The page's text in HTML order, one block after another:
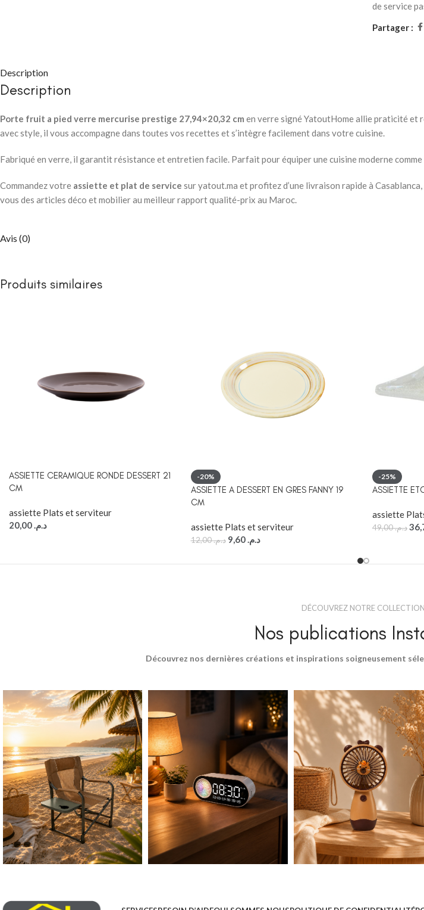
Commodes et
de service
Partager :
Description
Description
Porte fruit a pied verre mercurise prestige 27,94×20,32 cm en verre signé YatoutHome allie praticité et
avec style, il vous accompagne dans toutes vos recettes et s’intègre facilement dans votre cuisine.
Fabriqué en verre, il garantit résistance et entretien facile. Parfait pour équiper une cuisine moderne
Commandez votre assiette et plat de service sur yatout.ma et profitez d’une livraison rapide à
vous des articles déco et mobilier au meilleur rapport qualité-prix au Maroc.
Avis (0)
Produits similaires
ASSIETTE CERAMIQUE RONDE DESSERT 21
CM
assiette Plats et serviteur
د.م.
-20%
ASSIETTE A DESSERT EN GRES FANNY 19
CM
assiette Plats et serviteur
د.م.12,00 د.م. 9,60
-25%
ASSIETTE
assiette
د.م.49,00
DÉCOUVREZ NOTRE COLLECTION
Nos publications
Découvrez nos dernières créations et inspirations soigneusement